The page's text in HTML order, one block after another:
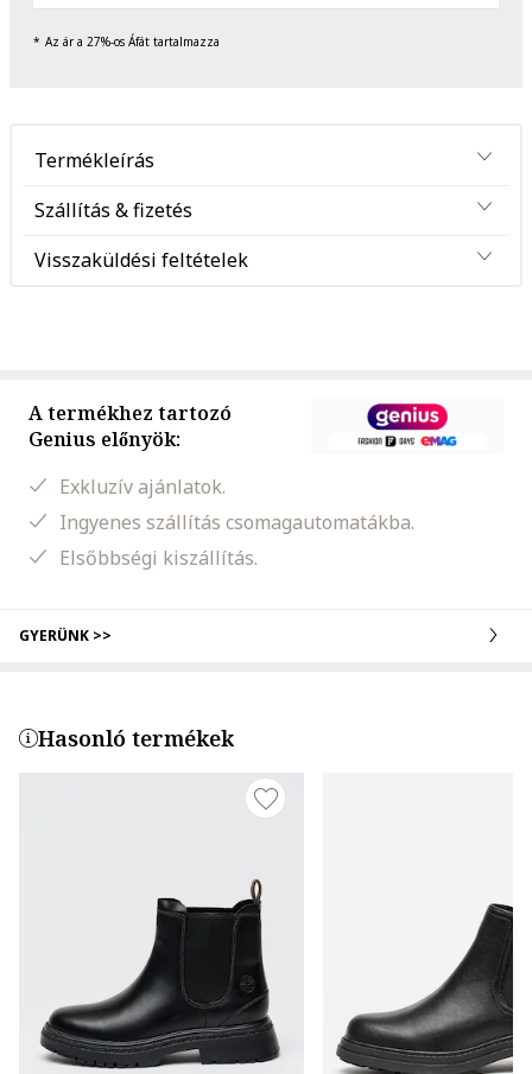
Az ár a 27%-os Áfát tartalmazza
Termékleírás
Szállítás & fizetés
Visszaküldési feltételek
A termékhez tartozó
Genius előnyök:
Exkluzív ajánlatok.
Ingyenes szállítás csomagautomatákba.
Elsőbbségi kiszállítás.
GYERÜNK >>
Hasonló termékek